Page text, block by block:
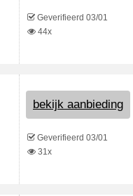
Geverifieerd 03/01
44x
bekijk aanbieding
Geverifieerd 03/01
31x